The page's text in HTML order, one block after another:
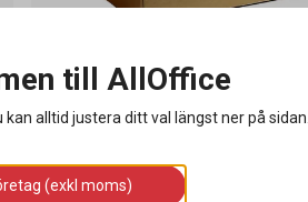
Flyttlåda Enkelwell Brun
till AllOffice
kan alltid justera ditt val längst ner på sidan.
(exkl moms)